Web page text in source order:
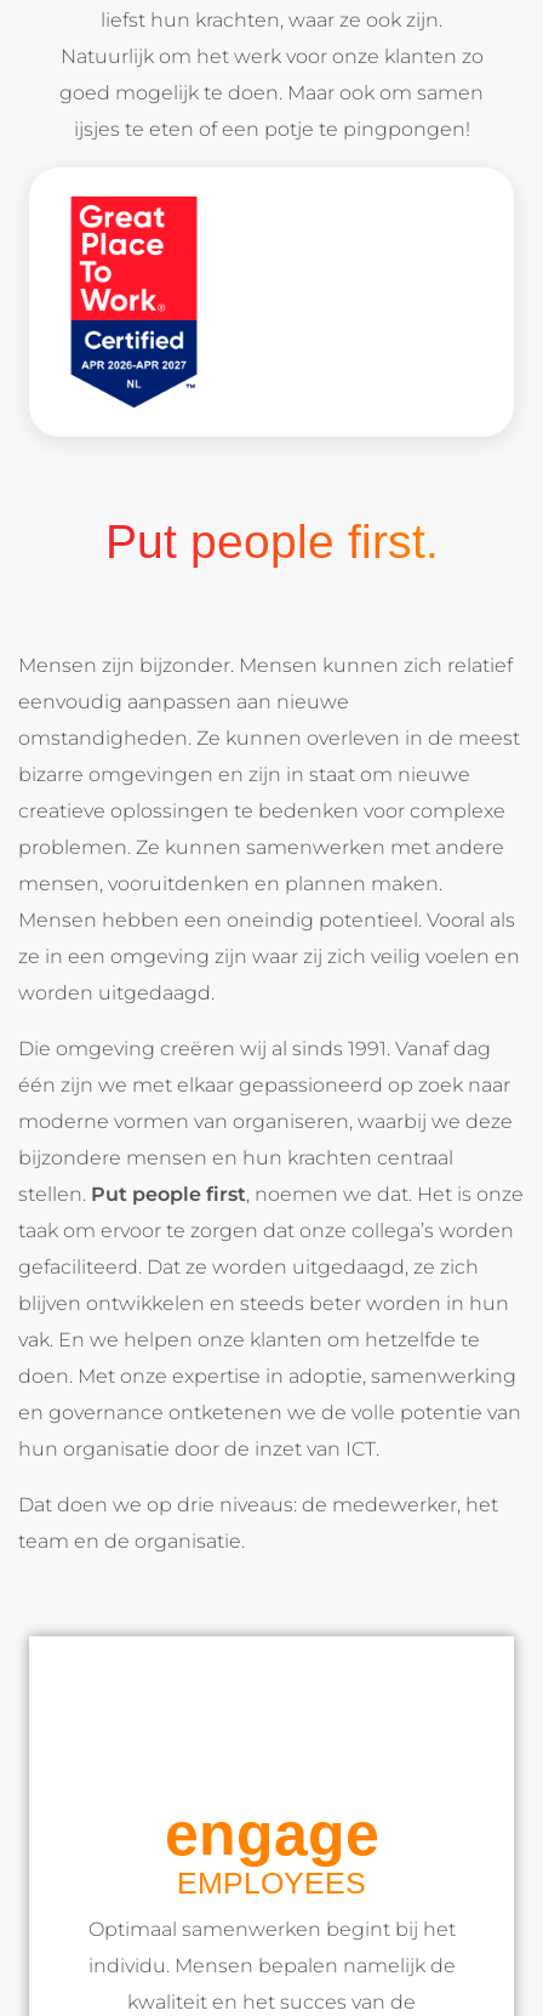
liefst hun krachten, waar ze ook zijn.
Natuurlijk om het werk voor onze klanten zo
goed mogelijk te doen. Maar ook om samen
ijsjes te eten of een potje te pingpongen!
Put people first.
Mensen zijn bijzonder. Mensen kunnen zich relatief
eenvoudig aanpassen aan nieuwe
omstandigheden. Ze kunnen overleven in de meest
bizarre omgevingen en zijn in staat om nieuwe
creatieve oplossingen te bedenken voor complexe
problemen. Ze kunnen samenwerken met andere
mensen, vooruitdenken en plannen maken.
Mensen hebben een oneindig potentieel. Vooral als
ze in een omgeving zijn waar zij zich veilig voelen en
worden uitgedaagd.
Die omgeving creëren wij al sinds 1991. Vanaf dag
één zijn we met elkaar gepassioneerd op zoek naar
moderne vormen van organiseren, waarbij we deze
bijzondere mensen en hun krachten centraal
stellen. Put people first, noemen we dat. Het is onze
taak om ervoor te zorgen dat onze collega’s worden
gefaciliteerd. Dat ze worden uitgedaagd, ze zich
blijven ontwikkelen en steeds beter worden in hun
vak. En we helpen onze klanten om hetzelfde te
doen. Met onze expertise in adoptie, samenwerking
en governance ontketenen we de volle potentie van
hun organisatie door de inzet van ICT.
Dat doen we op drie niveaus: de medewerker, het
team en de organisatie.
engage
EMPLOYEES
Optimaal samenwerken begint bij het
individu. Mensen bepalen namelijk de
kwaliteit en het succes van de